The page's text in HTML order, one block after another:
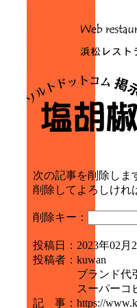
次の記事を削除しま
削除してよろしけれ
削除キー：
投稿日 ： 2023年02月
投稿者 ： kuwan
記 事 ：
ブランド代
スーパーコ
https://